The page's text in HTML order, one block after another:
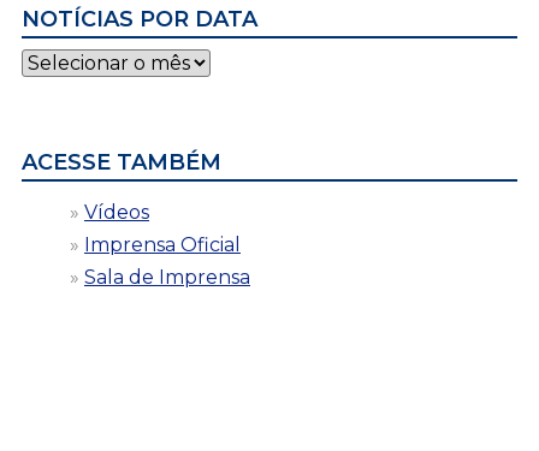
NOTÍCIAS POR DATA
Notícias
por
ACESSE TAMBÉM
Vídeos
Imprensa Oficial
Sala de Imprensa